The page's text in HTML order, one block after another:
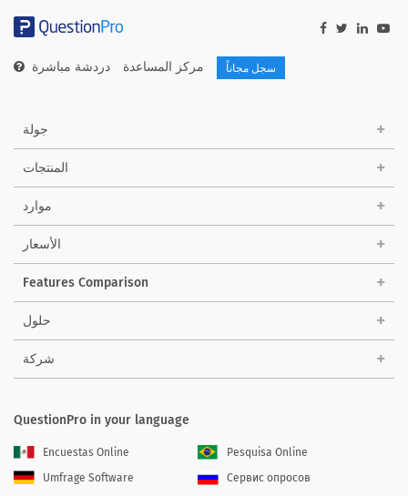
مركز المساعدة دردشة مباشرة سجل مجاناً
جولة
المنتجات
موارد
الأسعار
Features Comparison
حلول
شركة
QuestionPro in your language
Encuestas Online
Pesquisa Online
Umfrage Software
Сервис опросов